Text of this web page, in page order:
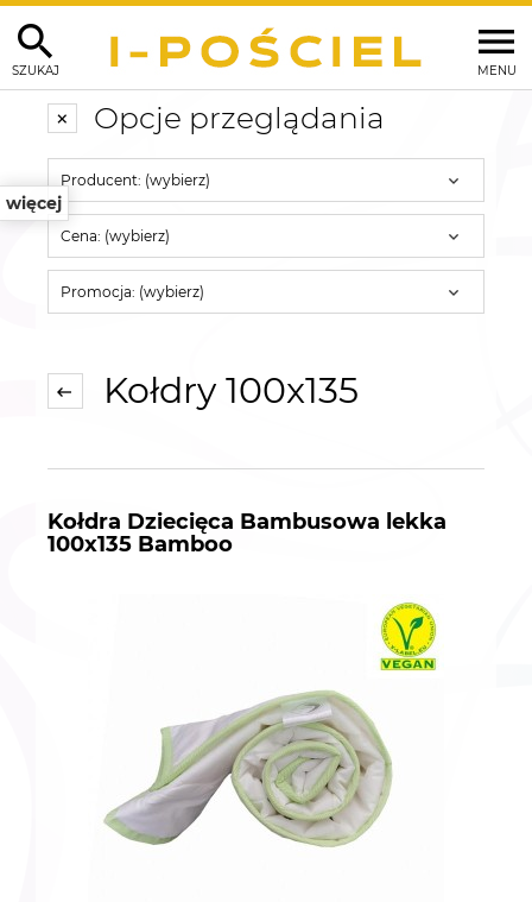
MENU
SZUKAJ
więcej
Opcje przeglądania
Producent: (wybierz)
Cena: (wybierz)
Promocja: (wybierz)
Kołdry 100x135
Kołdra Dziecięca Bambusowa lekka
100x135 Bamboo